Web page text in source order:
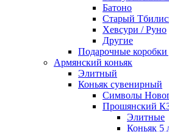
Батоно
Старый
Хевсури / Руно
Другие
Подарочные коробки
Армянский коньяк
Элитный
Коньяк сувенирный
Символы
Прошянский
Элитные
Коньяк 5